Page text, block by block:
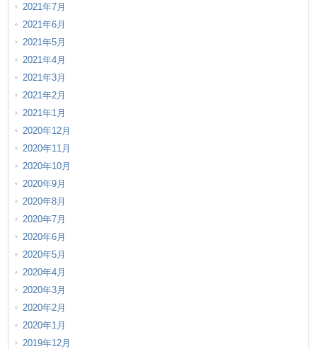
2021年7月
2021年6月
2021年5月
2021年4月
2021年3月
2021年2月
2021年1月
2020年12月
2020年11月
2020年10月
2020年9月
2020年8月
2020年7月
2020年6月
2020年5月
2020年4月
2020年3月
2020年2月
2020年1月
2019年12月